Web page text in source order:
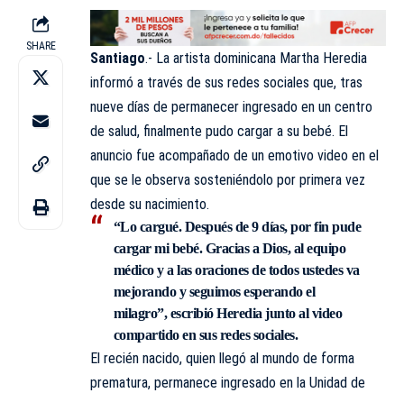
SHARE
Santiago.- La artista dominicana Martha Heredia
informó a través de sus redes sociales que, tras
nueve días de permanecer ingresado en un centro
de salud, finalmente pudo cargar a su bebé. El
anuncio fue acompañado de un emotivo video en el
que se le observa sosteniéndolo por primera vez
desde su nacimiento.
“Lo cargué. Después de 9 días, por fin pude
cargar mi bebé. Gracias a Dios, al equipo
médico y a las oraciones de todos ustedes va
mejorando y seguimos esperando el
milagro”, escribió Heredia junto al video
compartido en sus redes sociales.
El recién nacido, quien llegó al mundo de forma
prematura, permanece ingresado en la Unidad de